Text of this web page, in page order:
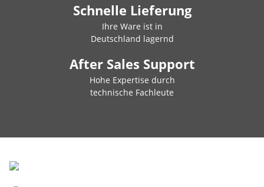
Schnelle Lieferung
Ihre Ware ist in
Deutschland lagernd
After Sales Support
Hohe Expertise durch
technische Fachleute